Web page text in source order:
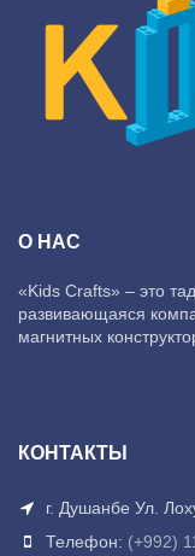
О НАС
«Kids Crafts» – это
развивающаяся
магнитных
КОНТАКТЫ
г. Душанбе Ул.
Телефон: (+992)